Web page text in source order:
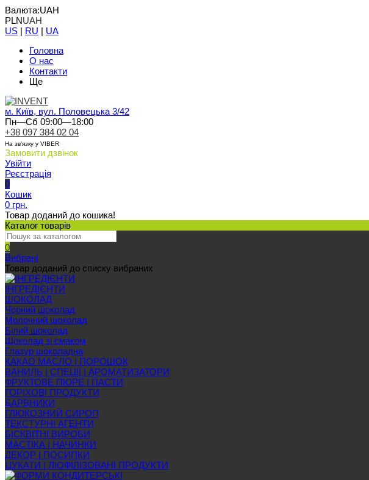
Валюта:UAH
PLNUAH
US | RU | UA
Головна
О нас
Контакти
Ще
м. Київ, вул. Половецька 3/42
Пн—Сб 09:00—18:00
+38 097 384 02 04
На зв'язку у VIBER
Замовити дзвінок
Увійти
Реєстрація
0
Кошик
0 грн.
Товар доданий до кошика!
Каталог товарів
0
Вибрані
Товар доданий до списку вибраних
ІНГРЕДІЄНТИ
ШОКОЛАД
Чорний шоколад
Молочний шоколад
Білий шоколад
Шоколад зі смаком
Глазур шоколадна
КАКАО МАСЛО | ПОРОШОК
ВАНИЛЬ | СПЕЦІЇ | АРОМАТИЗАТОРИ
ФРУКТОВЕ ПЮРЕ | ПАСТИ
ГОРІХОВІ ПРОДУКТИ
БАРВНИКИ
ГЛЮКОЗНИЙ СИРОП
ТЕКСТУРНІ АГЕНТИ
БІСКВІТНІ ВИРОБИ
МАСТІКА | НАЧИНКИ
ДЕКОР | ПОСИПКИ
ЦУКАТИ | ЛІОФІЛІЗОВАНІ ПРОДУКТИ